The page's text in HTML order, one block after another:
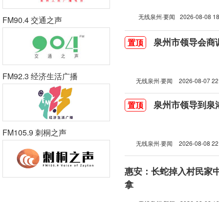
FM90.4 交通之声
FM92.3 经济生活广播
FM105.9 刺桐之声
无线泉州·要闻 2026-08-08
置顶 泉州市领导会商
无线泉州·要闻 2026-08-07
置顶 泉州市领导到泉
无线泉州·要闻 2026-08-08
惠安：长蛇掉入村民家
拿